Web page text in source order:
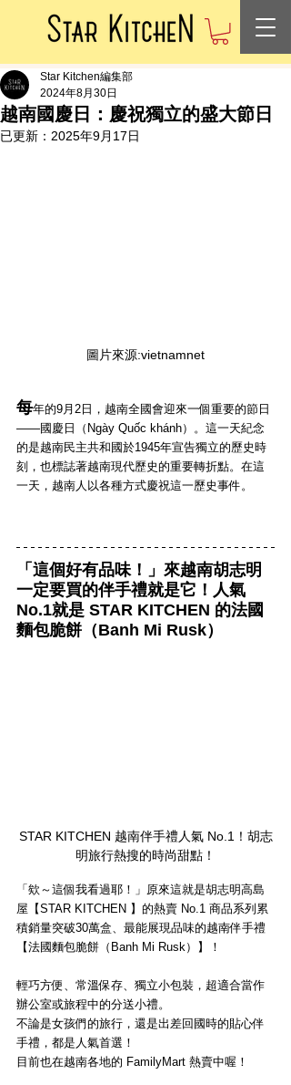
越南國慶日：慶祝獨立的盛大節日
Star Kitchen編集部
2024年8月30日
已更新： 2025年9月17日
圖片來源:vietnamnet
每年的9月2日，越南全國會迎來一個重要的節日
——國慶日（Ngày Quốc khánh）。這一天紀念
的是越南民主共和國於1945年宣告獨立的歷史時
刻，也標誌著越南現代歷史的重要轉折點。在這
一天，越南人以各種方式慶祝這一歷史事件。
「這個好有品味！」來越南胡志明
一定要買的伴手禮就是它！人氣
No.1就是 STAR KITCHEN 的法國
麵包脆餅（Banh Mi Rusk）
STAR KITCHEN 越南伴手禮人氣 No.1！胡志
明旅行熱搜的時尚甜點！
「欸～這個我看過耶！」原來這就是胡志明高島
屋【STAR KITCHEN 】的熱賣 No.1 商品系列累
積銷量突破30萬盒、最能展現品味的越南伴手禮
【法國麵包脆餅（Banh Mi Rusk）】！
輕巧方便、常溫保存、獨立小包裝，超適合當作
辦公室或旅程中的分送小禮。
不論是女孩們的旅行，還是出差回國時的貼心伴
手禮，都是人氣首選！
目前也在越南各地的 FamilyMart 熱賣中喔！